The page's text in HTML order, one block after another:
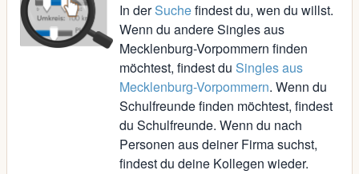
In derSuchefindest du, wen du willst.
Wenn du andere Singles aus
Mecklenburg-Vorpommern finden
möchtest, findest du Singles aus
Mecklenburg-Vorpommern. Wenn du
Schulfreunde finden möchtest, findest
du Schulfreunde. Wenn du nach
Personen aus deiner Firma suchst,
findest du deine Kollegen wieder.